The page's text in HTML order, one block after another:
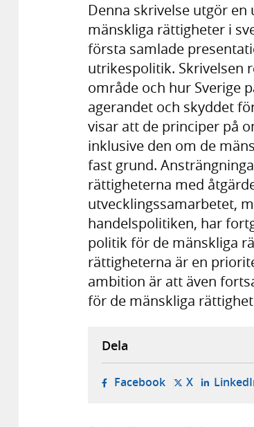
Denna skrivelse utgör
mänskliga rättigheter i
första samlade
utrikespolitik. Skrivelsen
område och hur Sverige
agerandet och skyddet
visar att de principer på
inklusive den om de
fast grund.
rättigheterna med
utvecklingssamarbetet,
handelspolitiken, har
politik för de mänskliga
rättigheterna är en
ambition är att även
för de mänskliga
Dela
Facebook- öppnas i ny
X- öppnas i